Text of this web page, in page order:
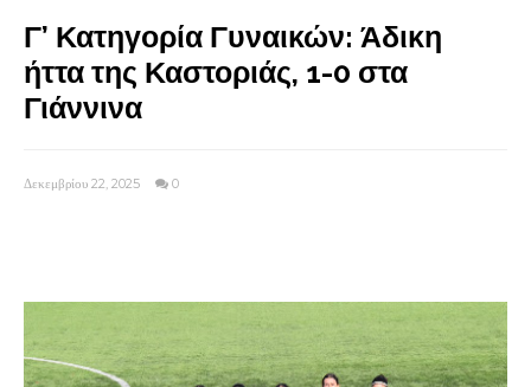
Γ’ Κατηγορία Γυναικών: Άδικη
ήττα της Καστοριάς, 1-0 στα
Γιάννινα
Δεκεμβρίου 22, 2025 0